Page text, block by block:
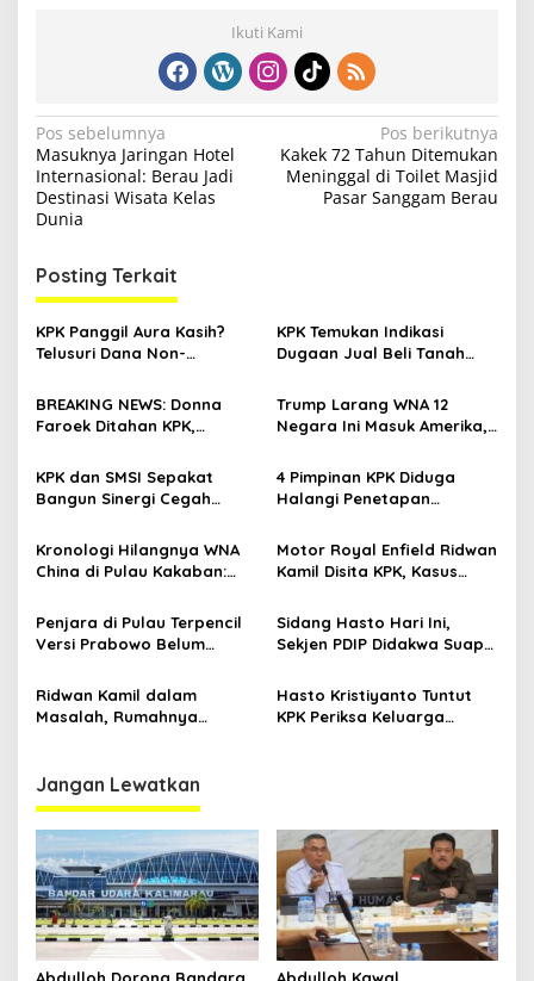
Ikuti Kami
N
a
v
i
g
a
s
i
p
o
s
Pos sebelumnya
Masuknya Jaringan Hotel
Internasional: Berau Jadi
Destinasi Wisata Kelas
Dunia
Pos berikutnya
Kakek 72 Tahun Ditemukan
Meninggal di Toilet Masjid
Pasar Sanggam Berau
Posting Terkait
KPK Panggil Aura Kasih?
Telusuri Dana Non-
yang Seret Ridwan Kamil
KPK Temukan Indikasi
Dugaan Jual Beli Tanah
Whoosh
BREAKING NEWS: Donna
Faroek Ditahan KPK,
Trump Larang WNA 12
Negara Ini Masuk Amerika,
KPK dan SMSI Sepakat
Bangun Sinergi Cegah
4 Pimpinan KPK Diduga
Halangi Penetapan
Kristiyanto di Era Firli
Bahuiri
Kronologi Hilangnya WNA
China di Pulau Kakaban:
Taufik Hidayat Ungkap
Detail Kejadian
Motor Royal Enfield Ridwan
Kamil Disita KPK, Kasus
Terang
Penjara di Pulau Terpencil
Versi Prabowo Belum
tak Dikasih Makan
Sidang Hasto Hari Ini,
Sekjen PDIP Didakwa Suap
Penyidikan KPK
Ridwan Kamil dalam
Masalah, Rumahnya
Hasto Kristiyanto Tuntut
KPK Periksa Keluarga
Jangan Lewatkan